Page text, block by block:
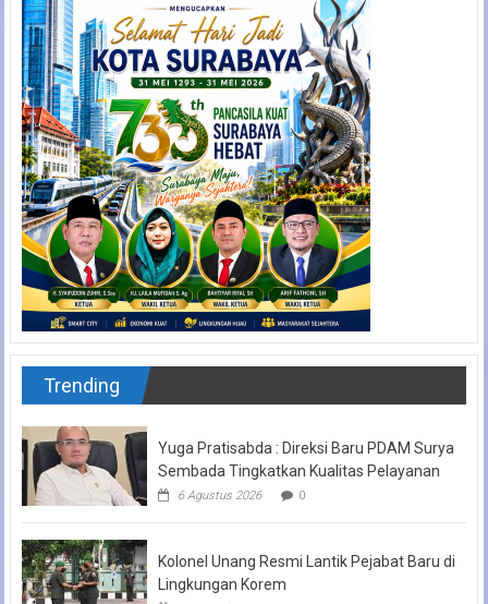
Trending
Yuga Pratisabda : Direksi Baru PDAM Surya
Sembada Tingkatkan Kualitas Pelayanan
6 Agustus 2026 0
Kolonel Unang Resmi Lantik Pejabat Baru di
Lingkungan Korem